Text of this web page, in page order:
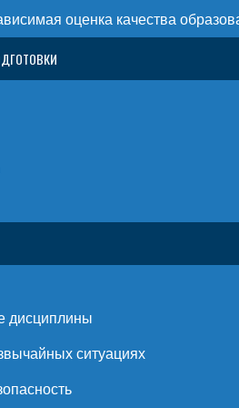
оценка качества
дисциплины
ситуациях